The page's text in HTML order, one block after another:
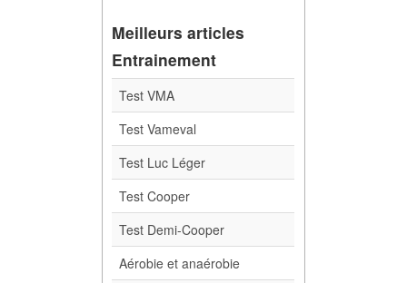
Meilleurs articles
Entrainement
Test VMA
Test Vameval
Test Luc Léger
Test Cooper
Test Demi-Cooper
Aérobie et anaérobie